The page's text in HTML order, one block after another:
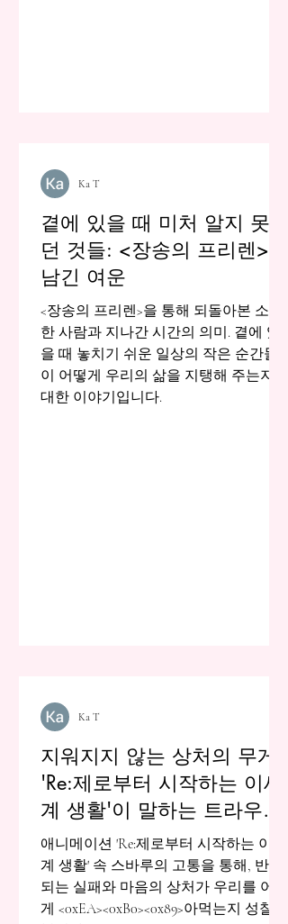
곁에 있을 때 미처 알지 못했
던 것들: <장송의 프리렌>이
남긴 여운
<장송의 프리렌>을 통해 되돌아본 소중
한 사람과 지나간 시간의 의미. 곁에 있
을 때 놓치기 쉬운 일상의 작은 순간들
이 어떻게 우리의 삶을 지탱해 주는지에
대한 이야기입니다.
Ka T
지워지지 않는 상처의 무게:
'Re:제로부터 시작하는 이세
계 생활'이 말하는 트라우마
의 실체
애니메이션 'Re:제로부터 시작하는 이세
계 생활' 속 스바루의 고통을 통해, 반복
되는 실패와 마음의 상처가 우리를 어떻
게 <0xEA><0xB0><0x89>아먹는지 성찰해
Ka T